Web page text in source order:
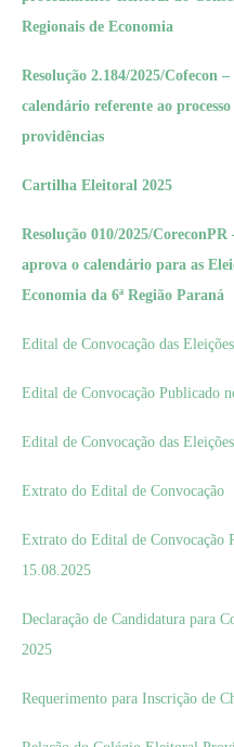
Regionais de Economia
Resolução 2.184/2025/Cofecon
calendário referente ao
providências
Cartilha Eleitoral 2025
Resolução 010/2025/
aprova o calendário para as
Economia da 6ª Região Paraná
Edital de Convocação das
Edital de Convocação Publicado
Edital de Convocação das
Extrato do Edital de Convocação
Extrato do Edital de Convocação
15.08.2025
Declaração de Candidatura para
2025
Requerimento para Inscrição de